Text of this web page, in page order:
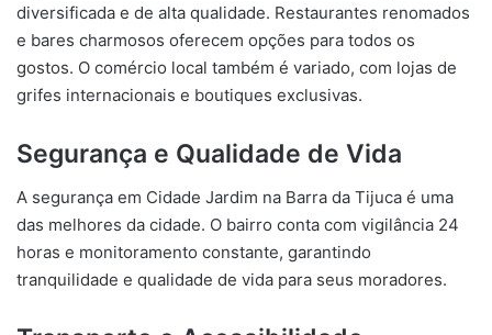
diversificada e de alta qualidade. Restaurantes renomados
e bares charmosos oferecem opções para todos os
gostos. O comércio local também é variado, com lojas de
grifes internacionais e boutiques exclusivas.
Segurança e Qualidade de Vida
A segurança em Cidade Jardim na Barra da Tijuca é uma
das melhores da cidade. O bairro conta com vigilância 24
horas e monitoramento constante, garantindo
tranquilidade e qualidade de vida para seus moradores.